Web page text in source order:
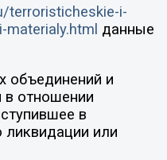
terroristicheskie-i-
materialy.html данные
объединений и
в отношении
в
или